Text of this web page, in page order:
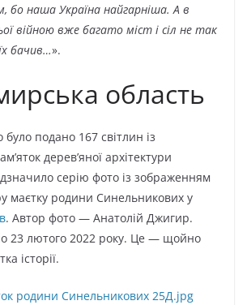
бо наша Україна найгарніша. А в
війною вже багато міст і сіл не так
бачив…».
область
було подано 167 світлин із
дерев’яної архітектури
серію фото із зображенням
маєтку родини Синельникових у
. Автор фото — Анатолій Джигир.
23 лютого 2022 року. Це — щойно
історії.